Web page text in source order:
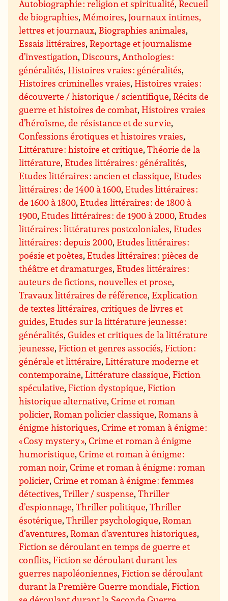
Autobiographie : religion et spiritualité,Recueil
de biographies,Mémoires,Journaux intimes,
lettres et journaux, Biographies animales,
Essais littéraires,Reportage et journalisme
d’investigation,Discours,Anthologies :
généralités,Histoires vraies : généralités,
Histoires criminelles vraies,Histoires vraies :
découverte / historique / scientifique,Récits de
guerre et histoires de combat,Histoires vraies
d’héroïsme, de résistance et de survie,
Confessions érotiques et histoires vraies,
Littérature : histoire et critique,Théorie de la
littérature,Etudes littéraires : généralités,
Etudes littéraires : ancien et classique,Etudes
littéraires : de 1400 à 1600,Etudes littéraires :
de 1600 à 1800,Etudes littéraires : de 1800 à
1900,Etudes littéraires : de 1900 à 2000,Etudes
littéraires : littératures postcoloniales,Etudes
littéraires : depuis 2000,Etudes littéraires :
poésie et poètes,Etudes littéraires : pièces de
théâtre et dramaturges,Etudes littéraires :
auteurs de fictions, nouvelles et prose,
Travaux littéraires de référence,Explication
de textes littéraires, critiques de livres et
guides,Etudes sur la littérature jeunesse :
généralités,Guides et critiques de la littérature
jeunesse,Fiction et genres associés,Fiction :
générale et littéraire,Littérature moderne et
contemporaine,Littérature classique,Fiction
spéculative,Fiction dystopique,Fiction
historique alternative,Crime et roman
policier,Roman policier classique,Romans à
énigme historiques,Crime et roman à énigme :
« Cosy mystery »,Crime et roman à énigme
humoristique,Crime et roman à énigme :
roman noir,Crime et roman à énigme : roman
policier,Crime et roman à énigme : femmes
détectives,Triller / suspense,Thriller
d’espionnage,Thriller politique,Thriller
ésotérique,Thriller psychologique,Roman
d’aventures,Roman d’aventures historiques,
Fiction se déroulant en temps de guerre et
conflits,Fiction se déroulant durant les
guerres napoléoniennes,Fiction se déroulant
durant la Première Guerre mondiale,Fiction